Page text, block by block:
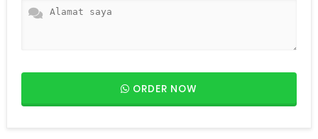
ORDER NOW